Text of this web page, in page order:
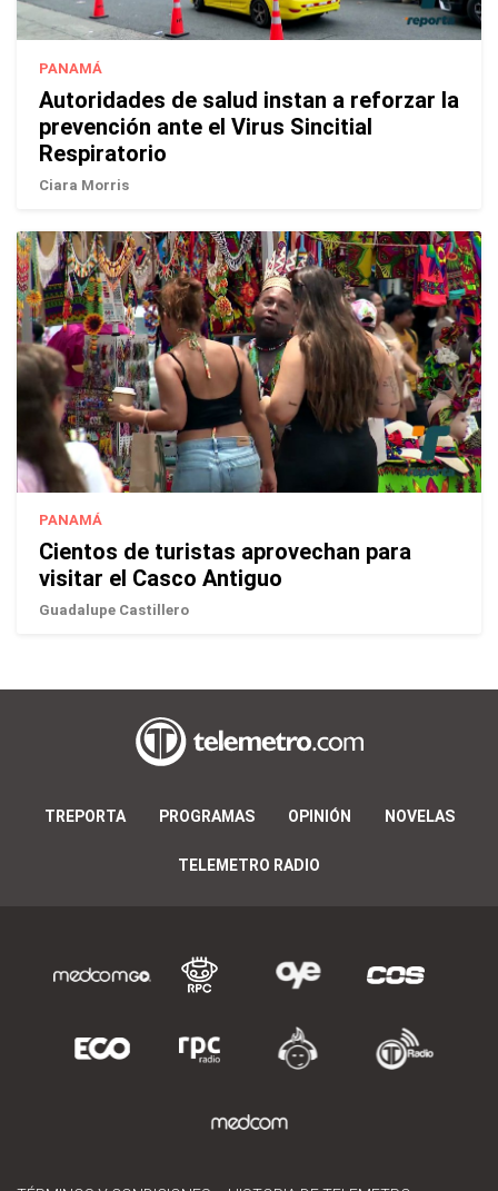
PANAMÁ
Autoridades de salud instan a reforzar la
prevención ante el Virus Sincitial
Respiratorio
Ciara Morris
PANAMÁ
Cientos de turistas aprovechan para
visitar el Casco Antiguo
Guadalupe Castillero
TREPORTA PROGRAMAS OPINIÓN NOVELAS
TELEMETRO RADIO